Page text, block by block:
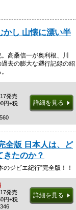
かし 山懐に漂い半
高桑信一が奥利根、川
去の膨大な遡行記録の紹
発売
円+税
詳細を見る
全版 日本人は、ど
きたのか？
のジビエ紀行”完全版！！
発売
円+税
詳細を見る